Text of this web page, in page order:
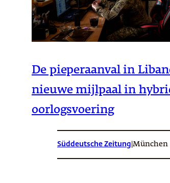
De pieperaanval in
nieuwe mijlpaal in
oorlogsvoering
Süddeutsche Zeitung München